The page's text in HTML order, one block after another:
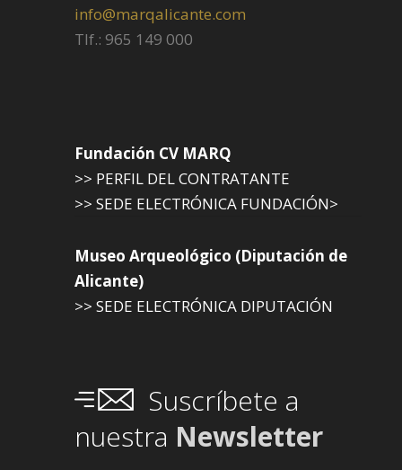
info@marqalicante.com
Tlf.: 965 149 000
Fundación CV MARQ
>> PERFIL DEL CONTRATANTE
>> SEDE ELECTRÓNICA FUNDACIÓN>
Museo Arqueológico (Diputación de
Alicante)
>> SEDE ELECTRÓNICA DIPUTACIÓN
Suscríbete a
nuestra Newsletter